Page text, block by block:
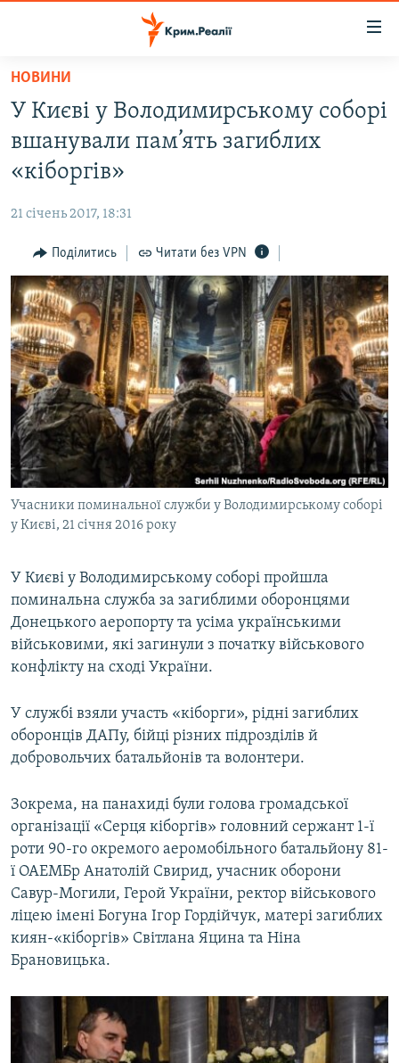
Перейти
основного
матеріалу
Перейти
до
основної
Перейти
до
пошуку
ВОДА.КРИМ
ВІДЕО ТА ФОТО
БЛОГИ
ПОГЛЯД
ІНТЕРВ'Ю
ВСЕ ЗА ДЕНЬ
СПЕЦПРОЕКТИ
ДЕПОРТАЦІЯ
ВІДЕОУРОКИ «ELIFBE»
СВІДЧЕННЯ ОКУПАЦІЇ
УКРАЇНСЬКА ПРОБЛЕМА КРИМУ
ІНФОГРАФІКА
ЯК ОБІЙТИ БЛОКУВАННЯ
Русский
Qırımtatar
ДОЛУЧАЙСЯ!
Усі сайти RFE/RL
НОВИНИ
У Києві у Володимирському соборі
вшанували пам’ять загиблих
«кіборгів»
21 січень 2017, 18:31
Поділитись Читати без VPN
Учасники поминальної служби у Володимирському соборі
у Києві, 21 січня 2016 року
У Києві у Володимирському соборі пройшла
поминальна служба за загиблими оборонцями
Донецького аеропорту та усіма українськими
військовими, які загинули з початку військового
конфлікту на сході України.
У службі взяли участь «кіборги», рідні загиблих
оборонців ДАПу, бійці різних підрозділів й
добровольчих батальйонів та волонтери.
Зокрема, на панахиді були голова громадської
організації «Серця кіборгів» головний сержант 1-ї
роти 90-го окремого аеромобільного батальйону 81-
ї ОАЕМБр Анатолій Свирид, учасник оборони
Савур-Могили, Герой України, ректор військового
ліцею імені Богуна Ігор Гордійчук, матері загиблих
киян-«кіборгів» Світлана Яцина та Ніна
Брановицька.